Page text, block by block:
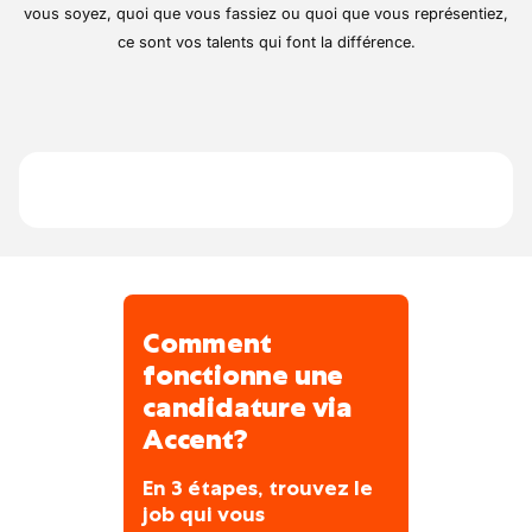
professionnels et particuliers. Nous
attachons une grande importance à la
vous soyez, quoi que vous fassiez ou quoi que vous représentiez,
ce sont vos talents qui font la différence.
Comment
fonctionne une
candidature via
Accent?
En 3 étapes, trouvez le
job qui vous